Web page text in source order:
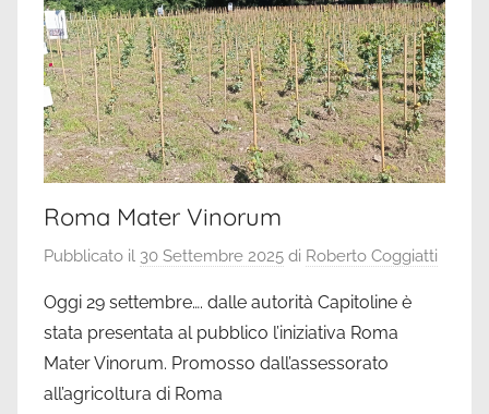
Roma Mater Vinorum
Pubblicato il 30 Settembre 2025 di Roberto Coggiatti
Oggi 29 settembre…. dalle autorità Capitoline è
stata presentata al pubblico l’iniziativa Roma
Mater Vinorum. Promosso dall’assessorato
all’agricoltura di Roma